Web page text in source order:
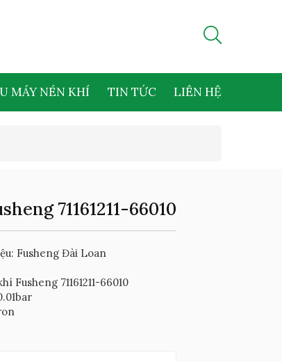
MÁY NÉN KHÍ TIN TỨC LIÊN HỆ
71161211-66010
Fusheng Đài Loan
Fusheng 71161211-66010